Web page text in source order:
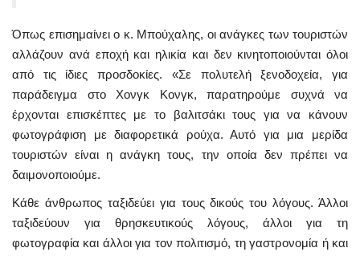
Όπως επισημαίνει ο κ. Μπούχαλης, οι ανάγκες των τουριστών
αλλάζουν ανά εποχή και ηλικία και δεν κινητοποιούνται όλοι
από τις ίδιες προσδοκίες. «Σε πολυτελή ξενοδοχεία, για
παράδειγμα στο Χονγκ Κονγκ, παρατηρούμε συχνά να
έρχονται επισκέπτες με το βαλιτσάκι τους για να κάνουν
φωτογράφιση με διαφορετικά ρούχα. Αυτό για μια μερίδα
τουριστών είναι η ανάγκη τους, την οποία δεν πρέπει να
δαιμονοποιούμε.
Κάθε άνθρωπος ταξιδεύει για τους δικούς του λόγους. Άλλοι
ταξιδεύουν για θρησκευτικούς λόγους, άλλοι για τη
φωτογραφία και άλλοι για τον πολιτισμό, τη γαστρονομία ή και